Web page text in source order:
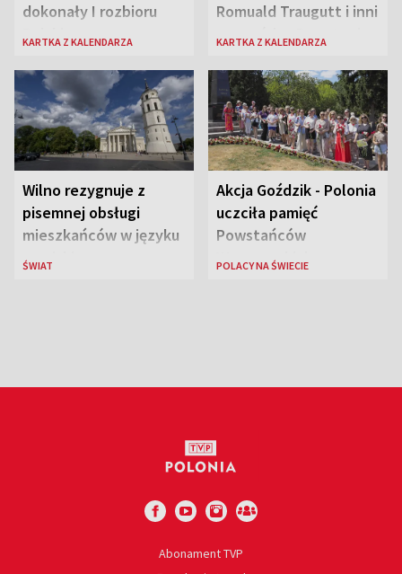
dokonały I rozbioru
Polski
KARTKA Z KALENDARZA
Romuald Traugutt i inni
przywódcy Powstania
KARTKA Z KALENDARZA
Wilno rezygnuje z
pisemnej obsługi
mieszkańców w języku
rosyjskim
ŚWIAT
Akcja Goździk - Polonia
uczciła pamięć
Powstańców
Warszawskich
POLACY NA ŚWIECIE
Abonament TVP